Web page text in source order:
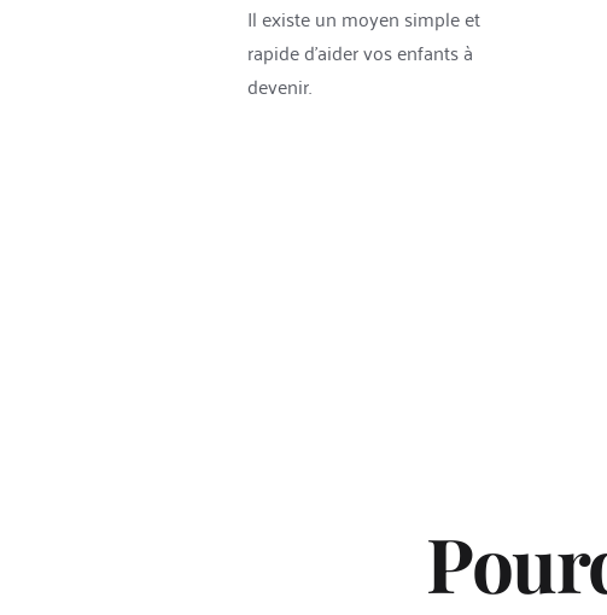
Il existe un moyen simple et
rapide d’aider vos enfants à
devenir.